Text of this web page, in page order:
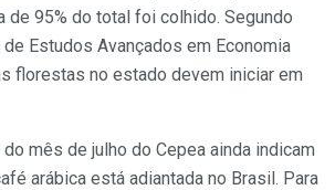
de 95% do total foi colhido. Segundo
Estudos Avançados em Economia
florestas no estado devem iniciar em
mês de julho do Cepea ainda indicam
arábica está adiantada no Brasil. Para